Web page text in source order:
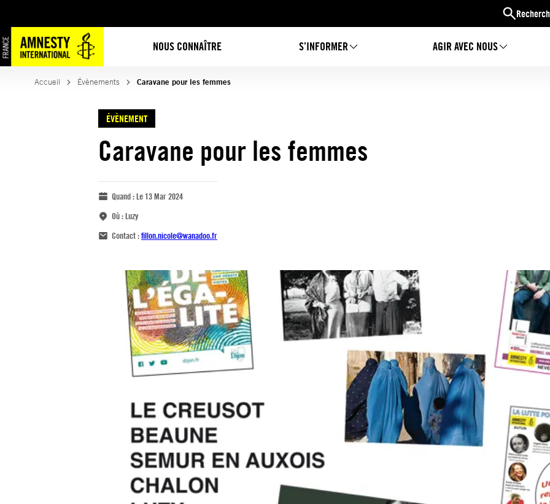
NOUS CONNAÎTRE S’INFORMER AGIR AVEC NOUS
Accueil Évènements Caravane pour les femmes
ÉVÈNEMENT
Caravane pour les femmes
Quand :Le 13 Mar 2024
Où :Luzy
Contact :fillon.nicole@wanadoo.fr